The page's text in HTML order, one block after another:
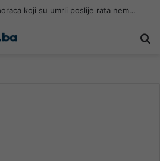
Za supruge i majke boraca koji su umrli poslije rata nema boračkog dodatka, ovo su kategorije koje imaju pravo